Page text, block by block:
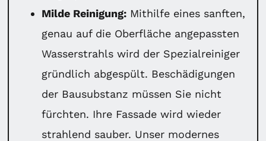
Milde Reinigung: Mithilfe eines sanften,
genau auf die Oberfläche angepassten
Wasserstrahls wird der Spezialreiniger
gründlich abgespült. Beschädigungen
der Bausubstanz müssen Sie nicht
fürchten. Ihre Fassade wird wieder
strahlend sauber. Unser modernes